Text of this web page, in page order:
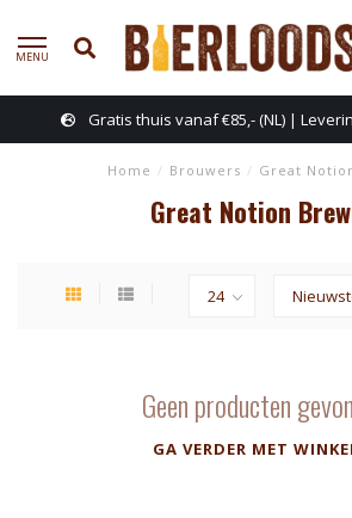
MENU
Gratis thuis vanaf €85,- (NL) |
Home / Brouwers / Great
Great Notion
Geen producten
GA VERDER MET